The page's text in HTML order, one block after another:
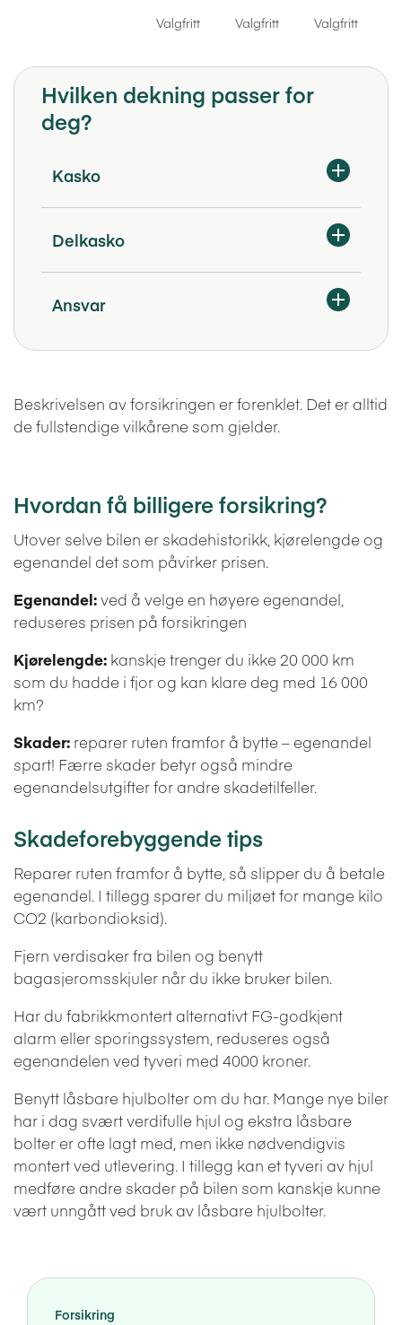
Kasko
Valgfritt Delkasko
Valgfritt Ansvar
Valgfritt
Hvilken dekning passer for
deg?
Kasko
Delkasko
Ansvar
Beskrivelsen av forsikringen er forenklet. Det er alltid
de fullstendige vilkårene som gjelder.
Hvordan få billigere forsikring?
Utover selve bilen er skadehistorikk, kjørelengde og
egenandel det som påvirker prisen.
Egenandel:ved å velge en høyere egenandel,
reduseres prisen på forsikringen
Kjørelengde: kanskje trenger du ikke 20 000 km
som du hadde i fjor og kan klare deg med 16 000
km?
Skader: reparer ruten framfor å bytte – egenandel
spart! Færre skader betyr også mindre
egenandelsutgifter for andre skadetilfeller.
Skadeforebyggende tips
Reparer ruten framfor å bytte, så slipper du å betale
egenandel. I tillegg sparer du miljøet for mange kilo
CO2 (karbondioksid).
Fjern verdisaker fra bilen og benytt
bagasjeromsskjuler når du ikke bruker bilen.
Har du fabrikkmontert alternativt FG-godkjent
alarm eller sporingssystem, reduseres også
egenandelen ved tyveri med 4000 kroner.
Benytt låsbare hjulbolter om du har. Mange nye biler
har i dag svært verdifulle hjul og ekstra låsbare
bolter er ofte lagt med, men ikke nødvendigvis
montert ved utlevering. I tillegg kan et tyveri av hjul
medføre andre skader på bilen som kanskje kunne
vært unngått ved bruk av låsbare hjulbolter.
Forsikring